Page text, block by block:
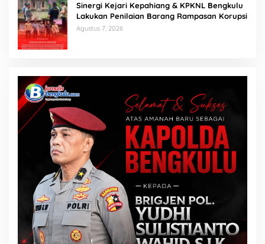
Sinergi Kejari Kepahiang & KPKNL Bengkulu
Lakukan Penilaian Barang Rampasan Korupsi
Agustus 7, 2026